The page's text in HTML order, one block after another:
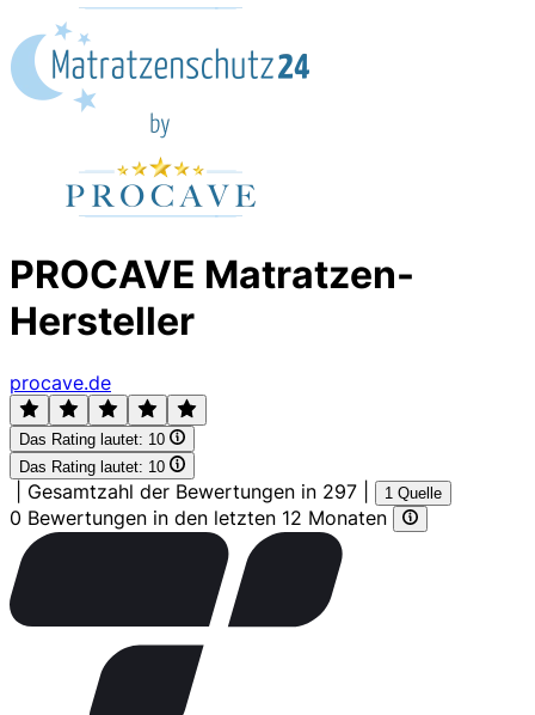
PROCAVE Matratzen-
Hersteller
procave.de
Das Rating lautet: 10
Das Rating lautet: 10
Gesamtzahl der Bewertungen in 297 1 Quelle
0 Bewertungen in den letzten 12 Monaten